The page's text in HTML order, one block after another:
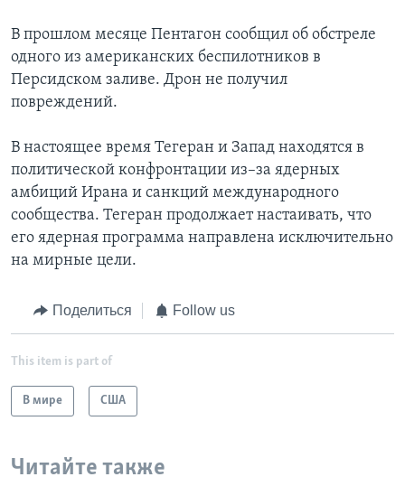
В прошлом месяце Пентагон сообщил об обстреле
одного из американских беспилотников в
Персидском заливе. Дрон не получил
повреждений.
В настоящее время Тегеран и Запад находятся в
политической конфронтации из–за ядерных
амбиций Ирана и санкций международного
сообщества. Тегеран продолжает настаивать, что
его ядерная программа направлена исключительно
на мирные цели.
Поделиться Follow us
This item is part of
В мире США
Читайте также